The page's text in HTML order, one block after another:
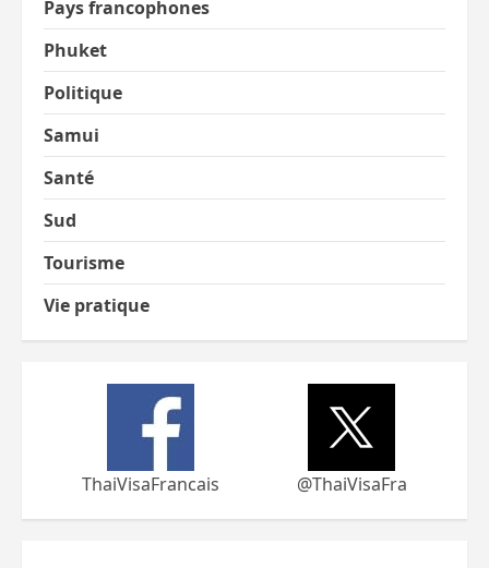
Pays francophones
Phuket
Politique
Samui
Santé
Sud
Tourisme
Vie pratique
ThaiVisaFrancais @ThaiVisaFra